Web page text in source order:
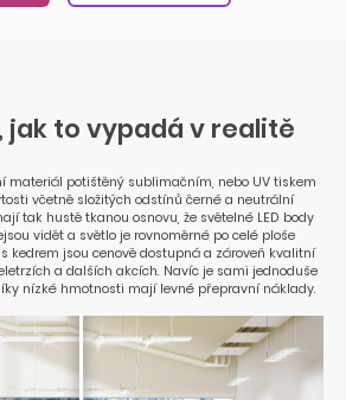
jak to vypadá v realitě
materiál potištěný sublimačním, nebo UV tiskem
včetně složitých odstínů černé a neutrální
tak hustě tkanou osnovu, že světelné LED body
vidět a světlo je rovnoměrné po celé ploše
kedrem jsou cenově dostupná a zároveň kvalitní
a dalších akcích. Navíc je sami jednoduše
nízké hmotnosti mají levné přepravní náklady.